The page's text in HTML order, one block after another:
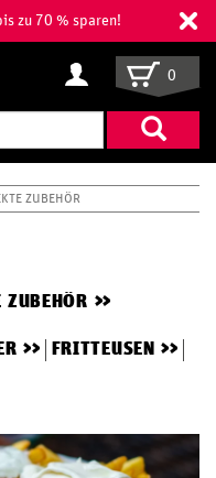
zu 70 % sparen!
Suchbegriff
eingeben
0
ZUBEHÖR
ZUBEHÖR >>
>> FRITTEUSEN >>